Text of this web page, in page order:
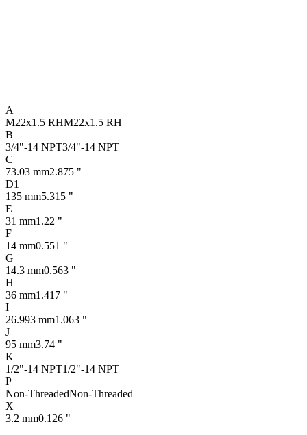
A
M22x1.5 RHM22x1.5 RH
B
3/4"-14 NPT3/4"-14 NPT
C
73.03 mm2.875 "
D1
135 mm5.315 "
E
31 mm1.22 "
F
14 mm0.551 "
G
14.3 mm0.563 "
H
36 mm1.417 "
I
26.993 mm1.063 "
J
95 mm3.74 "
K
1/2"-14 NPT1/2"-14 NPT
P
Non-ThreadedNon-Threaded
X
3.2 mm0.126 "